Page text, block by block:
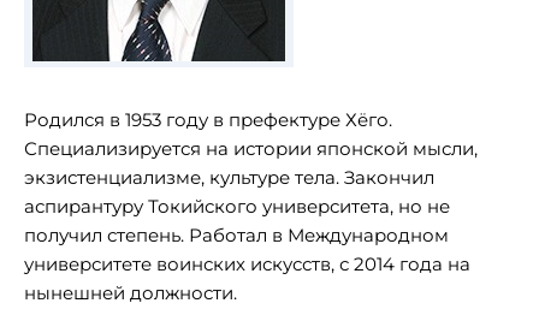
Родился в 1953 году в префектуре Хёго.
Специализируется на истории японской мысли,
экзистенциализме, культуре тела. Закончил
аспирантуру Токийского университета, но не
получил степень. Работал в Международном
университете воинских искусств, с 2014 года на
нынешней должности.